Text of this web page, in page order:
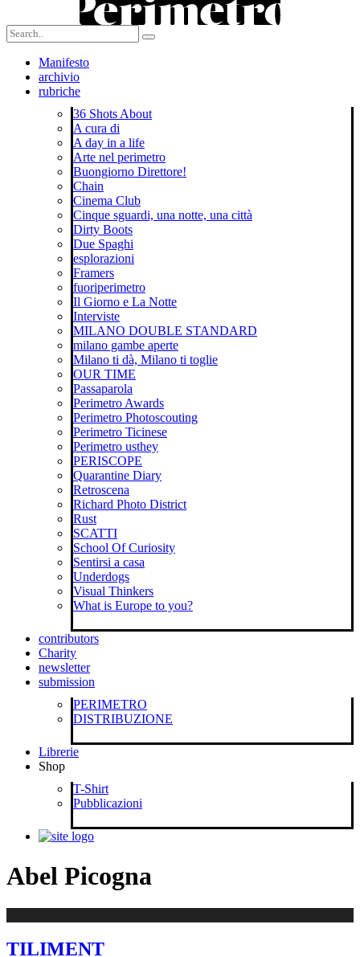
Manifesto
archivio
rubriche
36 Shots About
A cura di
A day in a life
Arte nel perimetro
Buongiorno Direttore!
Chain
Cinema Club
Cinque sguardi, una notte, una città
Dirty Boots
Due Spaghi
esplorazioni
Framers
fuoriperimetro
Il Giorno e La Notte
Interviste
MILANO DOUBLE STANDARD
milano gambe aperte
Milano ti dà, Milano ti toglie
OUR TIME
Passaparola
Perimetro Awards
Perimetro Photoscouting
Perimetro Ticinese
Perimetro usthey
PERISCOPE
Quarantine Diary
Retroscena
Richard Photo District
Rust
SCATTI
School Of Curiosity
Sentirsi a casa
Underdogs
Visual Thinkers
What is Europe to you?
contributors
Charity
newsletter
submission
PERIMETRO
DISTRIBUZIONE
Librerie
Shop
T-Shirt
Pubblicazioni
Abel Picogna
TILIMENT